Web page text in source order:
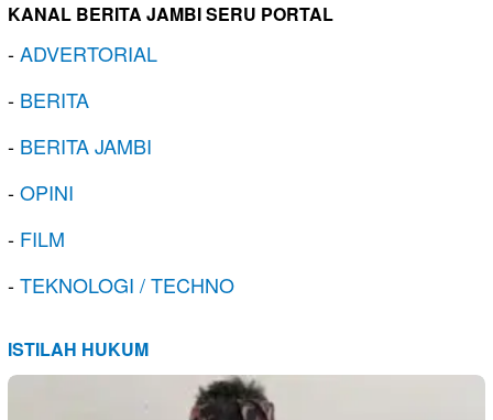
KANAL BERITA JAMBI SERU PORTAL
-ADVERTORIAL
- BERITA
- BERITA JAMBI
-OPINI
- FILM
-TEKNOLOGI / TECHNO
ISTILAH HUKUM